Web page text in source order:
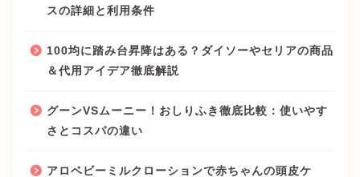
スの詳細と利用条件
100均に踏み台昇降はある？ダイソーやセリアの商品
＆代用アイデア徹底解説
グーンVSムーニー！おしりふき徹底比較：使いやす
さとコスパの違い
アロベビーミルクローションで赤ちゃんの頭皮ケ